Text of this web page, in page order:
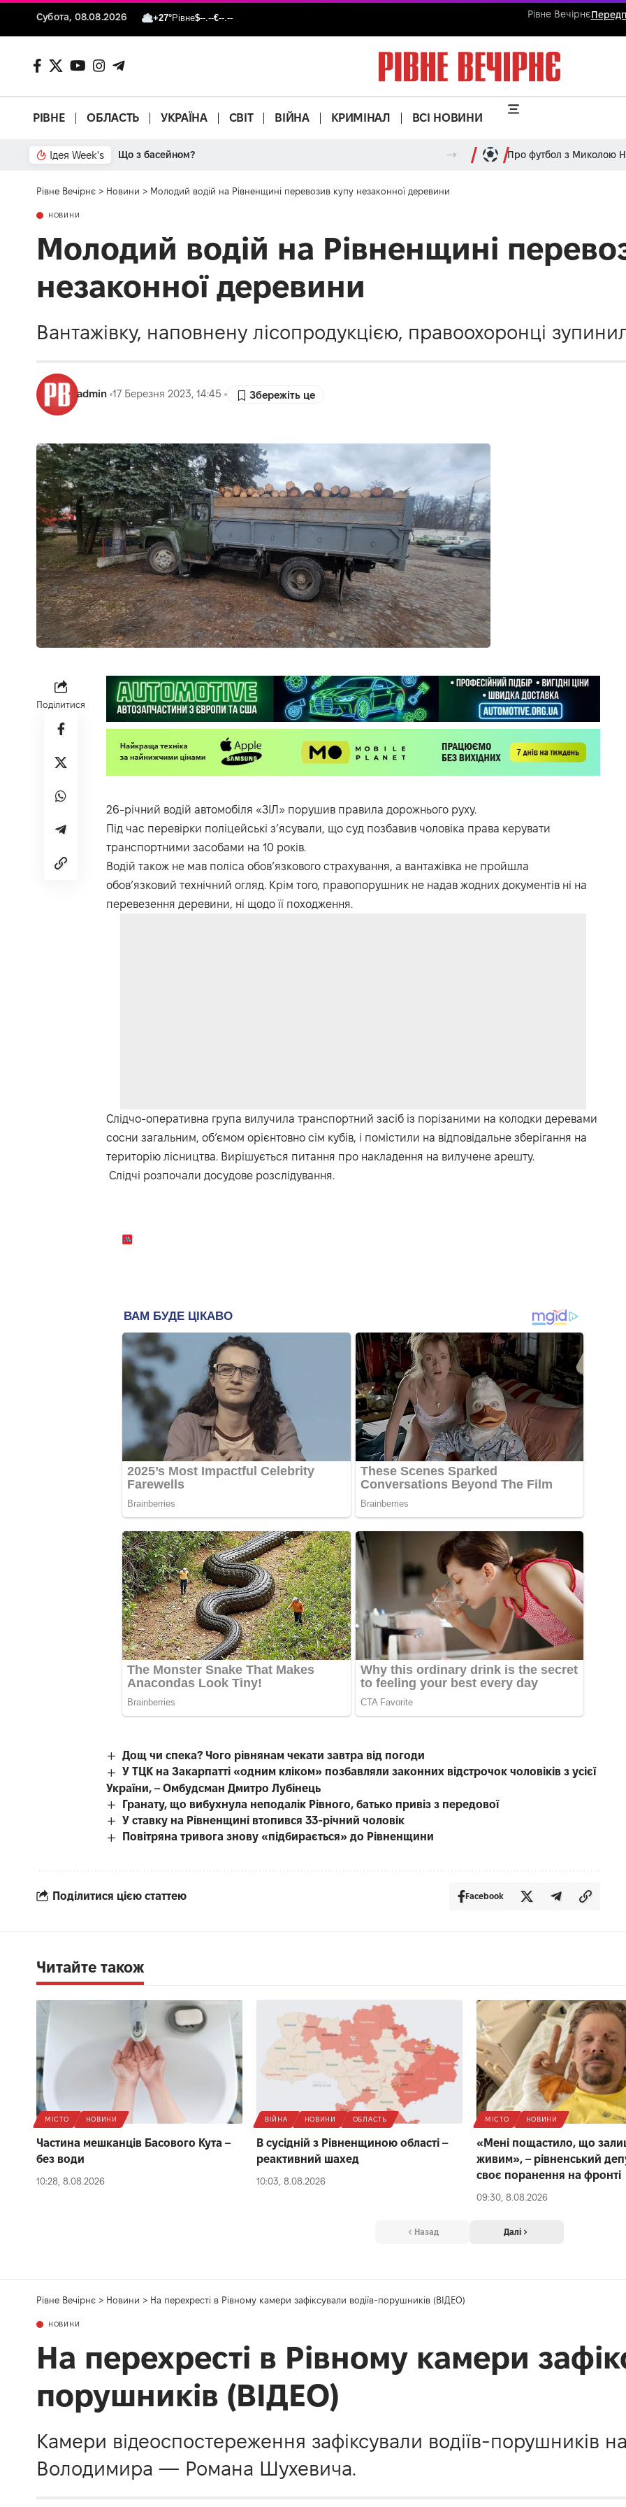
Субота, 08.08.2026 +27°Рівне$--.--€--.-- Рівне Вечірнє
РІВНЕ ОБЛАСТЬ УКРАЇНА СВІТ ВІЙНА КРИМІНАЛ ВСІ НОВИНИ
Ідея Week's Від паркану до картонки Про футбол з Миколою
Рівне Вечірнє > Новини > Молодий водій на Рівненщині перевозив купу незаконної деревини
НОВИНИ
Молодий водій на Рівненщині
незаконної деревини
Вантажівку, наповнену лісопродукцією, правоохоронці
admin 17 Березня 2023, 14:45
Поділитися
26-річний водій автомобіля «ЗІЛ» порушив правила дорожнього руху.
Під час перевірки поліцейські з’ясували, що суд позбавив чоловіка права керувати
транспортними засобами на 10 років.
Водій також не мав поліса обов’язкового страхування, а вантажівка не пройшла
обов’язковий технічний огляд. Крім того, правопорушник не надав жодних документів ні на
перевезення деревини, ні щодо її походження.
Слідчо-оперативна група вилучила транспортний засіб із порізаними на колодки деревами
сосни загальним, об’ємом орієнтовно сім кубів, і помістили на відповідальне зберігання на
територію лісництва. Вирішується питання про накладення на вилучене арешту.
Слідчі розпочали досудове розслідування.
Дощ чи спека? Чого рівнянам чекати завтра від погоди
У ТЦК на Закарпатті «одним кліком» позбавляли законних відстрочок чоловіків з усієї
України, – Омбудсман Дмитро Лубінець
Гранату, що вибухнула неподалік Рівного, батько привіз з передової
У ставку на Рівненщині втопився 33-річний чоловік
Повітряна тривога знову «підбирається» до Рівненщини
Поділитися цією статтею Facebook
Читайте також
МІСТО НОВИНИ
Частина мешканців Басового Кута –
без води
10:28, 8.08.2026
ВІЙНА НОВИНИ ОБЛАСТЬ
В сусідній з Рівненщиною області –
реактивний шахед
10:03, 8.08.2026
МІСТО НОВИНИ
«Мені пощастило, що
живим», – рівненський
своє поранення на фронті
09:30, 8.08.2026
Назад Далі
Рівне Вечірнє > Новини > На перехресті в Рівному камери зафіксували водіїв-порушників (ВІДЕО)
НОВИНИ
На перехресті в Рівному камери
порушників (ВІДЕО)
Камери відеоспостереження зафіксували водіїв-порушників
Володимира — Романа Шухевича.